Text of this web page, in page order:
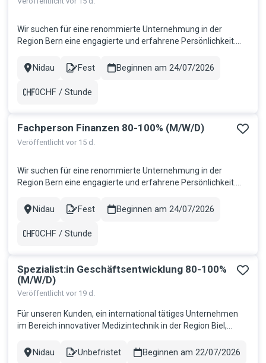
Wir suchen für eine renommierte Unternehmung in der
Region Bern eine engagierte und erfahrene Persönlichkeit.
Jahresabschlüssen MWST-Abrechnungen
Stadt
Nidau
Contract
Fest Beginnen am 24/07/2026
Gehalt
0CHF / Stunde
Fachperson Finanzen 80-100% (M/W/D)
Veröffentlicht vor 15 d.
Wir suchen für eine renommierte Unternehmung in der
Region Bern eine engagierte und erfahrene Persönlichkeit.
Finanz- und Betriebsbuchhaltung sowie Übernahme des
Finanzfragen gegenüber St...
Stadt
Nidau
Contract
Fest Beginnen am 24/07/2026
Gehalt
0CHF / Stunde
Spezialist:in Geschäftsentwicklung 80-100%
(M/W/D)
Veröffentlicht vor 19 d.
Für unseren Kunden, ein international tätiges Unternehmen
im Bereich innovativer Medizintechnik in der Region Biel,
engagierte Persönlichkeit als Spezialist:in
Stadt
Nidau
Contract
Unbefristet Beginnen am 22/07/2026